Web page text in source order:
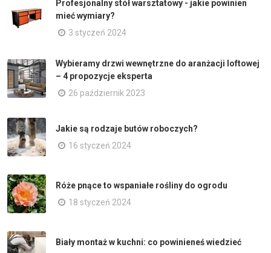
Profesjonalny stół warsztatowy - jakie powinien
mieć wymiary?
3 styczeń 2024
Wybieramy drzwi wewnętrzne do aranżacji loftowej
– 4 propozycje eksperta
26 październik 2023
Jakie są rodzaje butów roboczych?
16 styczeń 2024
Róże pnące to wspaniałe rośliny do ogrodu
18 styczeń 2024
Biały montaż w kuchni: co powinieneś wiedzieć